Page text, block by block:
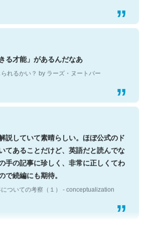
る才能」があるんだなあ
れるかい？ by ラーズ・ヌートバー
説していて素晴らしい。ほぼ公式のド
てあることだけど、英語だと読んでな
手の記事に珍しく、非常に正しくてわ
で続編にも期待。
ついての考察（１） - conceptualization